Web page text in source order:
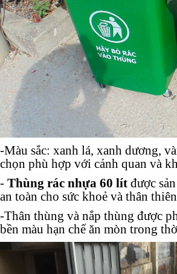
-Màu sắc: xanh lá, xanh dương,
chọn phù hợp với cảnh quan và
- Thùng rác nhựa 60 lít được
an toàn cho sức khoẻ và thân
-Thân thùng và nắp thùng được
bền màu hạn chế ăn mòn trong